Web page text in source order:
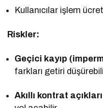
Kullanıcılar işlem
Riskler:
Geçici kayıp
farkları getiri
Akıllı kontrat